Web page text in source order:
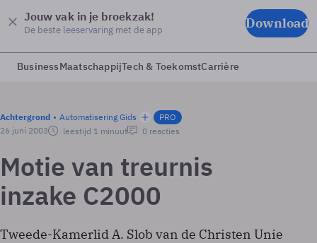
Jouw vak in je broekzak!
De beste leeservaring met de app Download
BusinessMaatschappijTech & ToekomstCarrière
Achtergrond Automatisering Gids
PRO
26 juni 2003
leestijd 1 minuut 0 reacties
Motie van treurnis
inzake C2000
Tweede-Kamerlid A. Slob van de Christen Unie